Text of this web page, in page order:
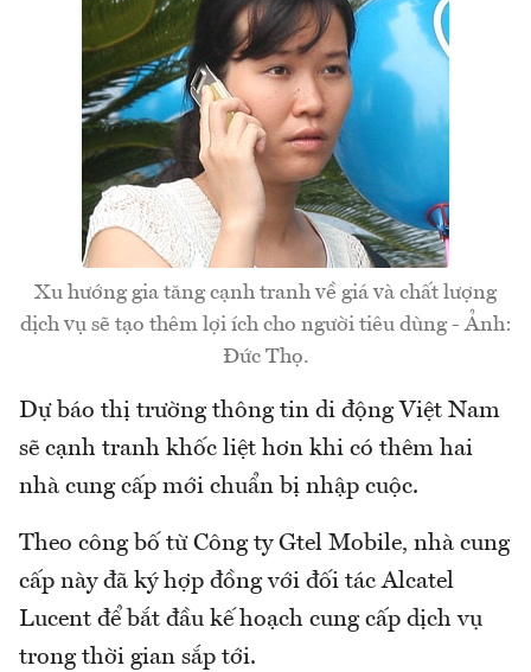
Xu hướng gia tăng cạnh tranh về giá và chất lượng
dịch vụ sẽ tạo thêm lợi ích cho người tiêu dùng - Ảnh:
Đức Thọ.
Dự báo thị trường thông tin di động Việt Nam
sẽ cạnh tranh khốc liệt hơn khi có thêm hai
nhà cung cấp mới chuẩn bị nhập cuộc.
Theo công bố từ Công ty Gtel Mobile, nhà cung
cấp này đã ký hợp đồng với đối tác Alcatel
Lucent để bắt đầu kế hoạch cung cấp dịch vụ
trong thời gian sắp tới.